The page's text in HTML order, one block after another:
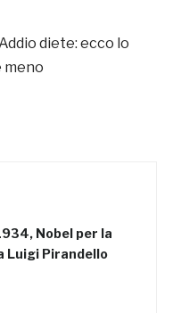
Addio diete: ecco lo
meno
Nobel per la
Luigi Pirandello